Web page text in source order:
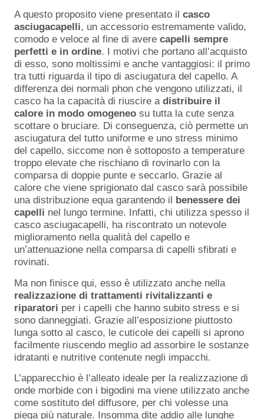
A questo proposito viene presentato il casco
asciugacapelli, un accessorio estremamente valido,
comodo e veloce al fine di avere capelli sempre
perfetti e in ordine. I motivi che portano all’acquisto
di esso, sono moltissimi e anche vantaggiosi: il primo
tra tutti riguarda il tipo di asciugatura del capello. A
differenza dei normali phon che vengono utilizzati, il
casco ha la capacità di riuscire a distribuire il
calore in modo omogeneo su tutta la cute senza
scottare o bruciare. Di conseguenza, ciò permette un
asciugatura del tutto uniforme e uno stress minimo
del capello, siccome non è sottoposto a temperature
troppo elevate che rischiano di rovinarlo con la
comparsa di doppie punte e seccarlo. Grazie al
calore che viene sprigionato dal casco sarà possibile
una distribuzione equa garantendo il
benessere dei
capelli nel lungo termine. Infatti, chi utilizza spesso il
casco asciugacapelli, ha riscontrato un notevole
miglioramento nella qualità del capello e
un’attenuazione nella comparsa di capelli sfibrati e
rovinati.
Ma non finisce qui, esso è utilizzato anche nella
realizzazione di trattamenti rivitalizzanti e
riparatori per i capelli che hanno subito stress e si
sono danneggiati. Grazie all’esposizione piuttosto
lunga sotto al casco, le cuticole dei capelli si aprono
facilmente riuscendo meglio ad assorbire le sostanze
idratanti e nutritive contenute negli impacchi.
L’apparecchio è l’alleato ideale per la realizzazione di
onde morbide con i bigodini ma viene utilizzato anche
come sostituto del diffusore, per chi volesse una
piega più naturale. Insomma dite addio alle lunghe